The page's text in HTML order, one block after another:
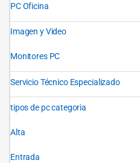
PC Oficina
Imagen y Video
Monitores PC
Servicio Técnico Especializado
tipos de pc categoria
Alta
Entrada